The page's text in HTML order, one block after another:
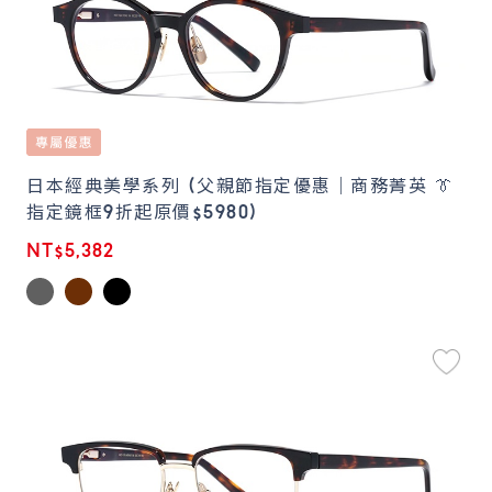
日本經典美學系列 (父親節指定優惠｜商務菁英 👔
指定鏡框9折起原價$5980)
NT$5,382